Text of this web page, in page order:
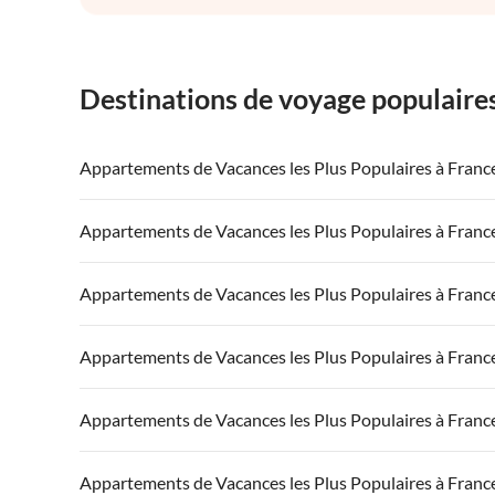
Destinations de voyage
Appartements de Vacances les Plus Populaires à
Appartements de Vacances à France
Appartements de Vacances à Côte atlantique
Appartements de Vacances à Côte d'Azur
Appartements de Vacances les Plus Populaires à
Appartements de Vacances à France
Appartements de Vacances à Côte atlantique
Appartements de Vacances à Côte d'Azur
Appartements de Vacances les Plus Populaires à
Appartements de Vacances à France
Appartements de Vacances à Côte atlantique
Appartements de Vacances à Côte d'Azur
Appartements de Vacances les Plus Populaires à
Appartements de Vacances à France
Appartements de Vacances à Côte atlantique
Appartements de Vacances les Plus Populaires à
Appartements de Vacances à France
Appartements de Vacances les Plus Populaires à